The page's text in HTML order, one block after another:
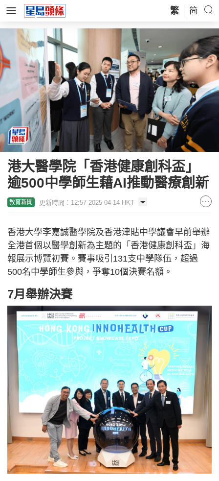
繁 简
港大醫學院「香港健康創科盃」
逾500中學師生藉AI推動醫療創新
教育新聞 更新時間：12:57 2025-04-14 HKT
香港大學李嘉誠醫學院及香港津貼中學議會早前舉辦
全港首個以醫學創新為主題的「香港健康創科盃」海
報展示博覽初賽。賽事吸引131支中學隊伍，超過
500名中學師生參與，爭奪10個決賽名額。
7月舉辦決賽